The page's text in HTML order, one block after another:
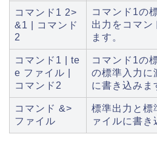
コマンド1 2>
&1 | コマンド
2
コマンド1の
出力をコマン
ます。
コマンド1 | te
e ファイル |
コマンド2
コマンド1の
の標準入力に
に書き込みま
コマンド &>
ファイル
標準出力と標
ァイルに書き